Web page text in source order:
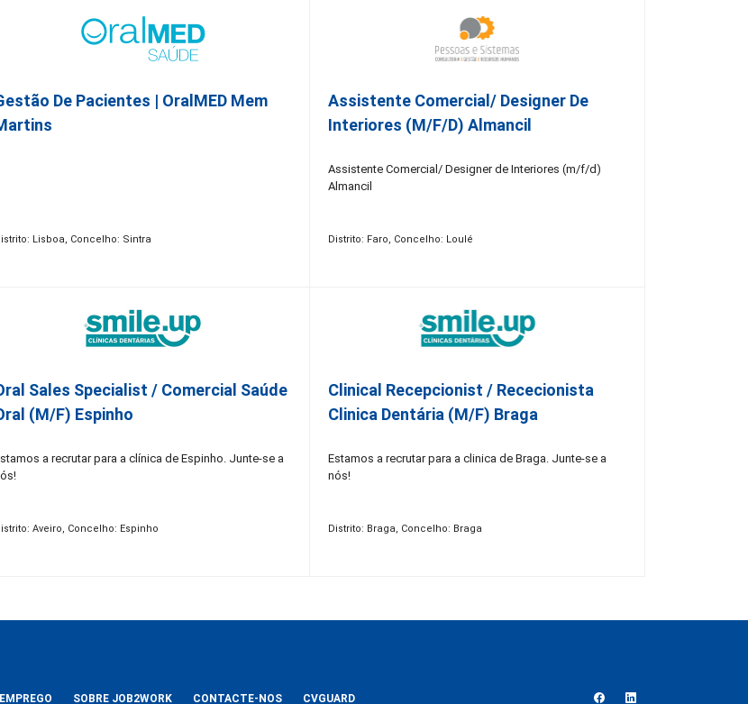
celebramos a autenticidade de cada uma das nossas
Pessoas. Acreditamos que as nossas pessoas são o
nosso sucesso, por isso, sabemos que consigo
De Pacientes | OralMED Mem
Lisboa, Concelho: Sintra
Assistente Comercial/ Designer De
Interiores (m/f/d) Almancil
Assistente Comercial/ Designer de Interiores (m/f/d)
Almancil
Distrito: Faro, Concelho: Loulé
Sales Specialist / Comercial Saúde
(M/F) Espinho
a recrutar para a clínica de Espinho. Junte-se a
Aveiro, Concelho: Espinho
Clinical Recepcionist / Rececionista
Clinica Dentária (M/F) Braga
Estamos a recrutar para a clinica de Braga. Junte-se a
nós!
Distrito: Braga, Concelho: Braga
SOBRE JOB2WORK CONTACTE-NOS CVGUARD